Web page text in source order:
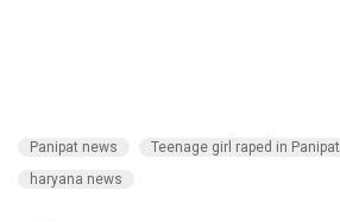
Panipat news Teenage girl raped in Panipat
haryana news